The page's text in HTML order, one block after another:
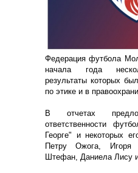
Федерация футбола
начала года
результаты которых
по этике и в
В отчетах
ответственности
Георге" и некоторых
Петру Ожога, Игоря
Штефан, Даниела Лису